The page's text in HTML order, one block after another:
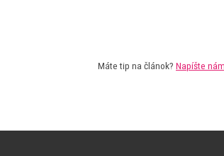
Máte tip na článok? Napíšte